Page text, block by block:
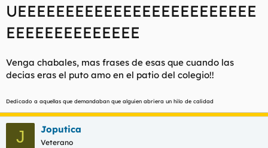
l
e
i
UEEEEEEEEEEEEEEEEEEEEEEEEE
EEEEEEEEEEEEEE
Venga chabales, mas frases de esas que cuando las
decias eras el puto amo en el patio del colegio!!
Dedicado a aquellas que demandaban que alguien abriera un hilo de calidad
J Joputica
Veterano